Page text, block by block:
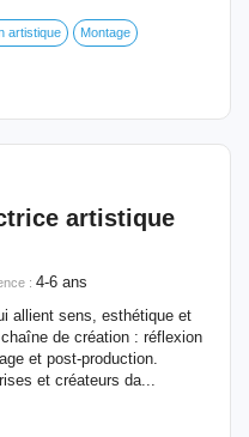
artistique Montage
artistique
: 4-6 ans
allient sens, esthétique et
de création : réflexion
et post-production.
et créateurs da...